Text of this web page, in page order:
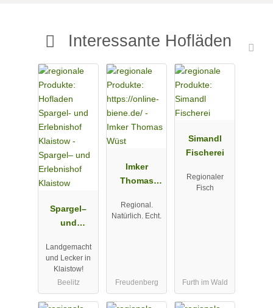
Interessante Hofläden
Spargel–
und
Klaistow
Landgemacht
und Lecker in
Klaistow!
Beelitz
Imker
Thomas
Regional.
Natürlich. Echt.
Freudenberg
Simandl
Fischerei
Regionaler
Fisch
Furth im Wald